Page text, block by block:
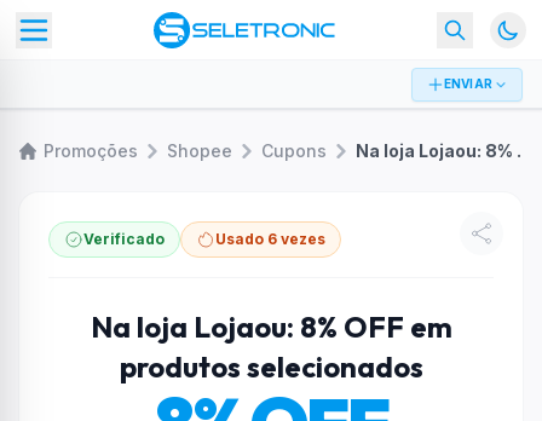
ENVIAR
Promoções Shopee Cupons Na loja Lojaou: 8% OFF em produtos selecionados
Verificado Usado 6 vezes
Na loja Lojaou: 8% OFF em
produtos selecionados